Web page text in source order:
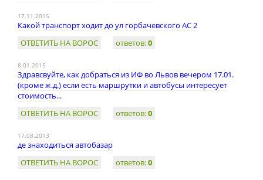
17.11.2015
Какой транспорт ходит до ул горбачевского АС 2
ОТВЕТИТЬ НА ВОРОС
ответов:0
8.01.2015
Здравсвуйте, как добраться из ИФ во Львов вечером 17.01.
(кроме ж.д.) если есть маршрутки и автобусы интересует
стоимость...
ОТВЕТИТЬ НА ВОРОС
ответов:0
17.08.2013
де знаходиться автобазар
ОТВЕТИТЬ НА ВОРОС
ответов:0